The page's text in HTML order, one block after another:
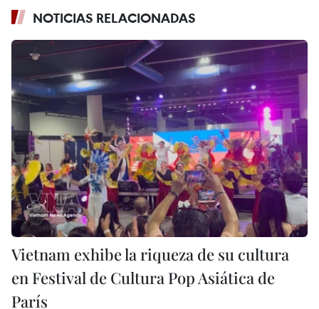
NOTICIAS RELACIONADAS
Vietnam exhibe la riqueza de su cultura
en Festival de Cultura Pop Asiática de
París